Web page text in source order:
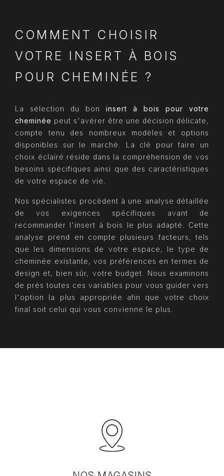
COMMENT CHOISIR
VOTRE INSERT À BOIS
POUR CHEMINÉE ?
La sélection du bon insert à bois pour votre
cheminée peut s'avérer être une décision délicate,
compte tenu des nombreux modèles et options
disponibles sur le marché. La clé pour faire un
choix éclairé réside dans la compréhension de vos
besoins spécifiques ainsi que des caractéristiques
de votre espace de vie.
Nos spécialistes procèdent à une analyse détaillée
de vos exigences spécifiques avant de
recommander l'insert à bois le plus adapté. Cette
analyse prend en compte plusieurs facteurs, tels
que les dimensions de votre espace, le type de
cheminée existante, vos préférences en termes de
design et, bien sûr, votre budget. Nous examinons
de près toutes ces variables pour vous guider vers
l'option la plus appropriée afin que votre choix
final soit celui qui vous convienne le plus.